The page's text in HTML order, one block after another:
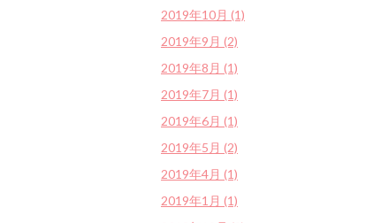
2019年10月 (1)
2019年9月 (2)
2019年8月 (1)
2019年7月 (1)
2019年6月 (1)
2019年5月 (2)
2019年4月 (1)
2019年1月 (1)